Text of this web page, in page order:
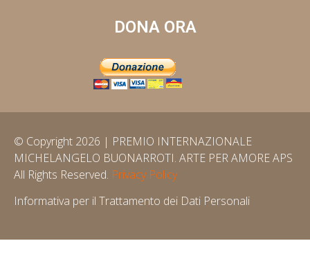
DONA ORA
© Copyright 2026 | PREMIO INTERNAZIONALE
MICHELANGELO BUONARROTI. ARTE PER AMORE APS
All Rights Reserved. Privacy Policy
Informativa per il Trattamento dei Dati Personali